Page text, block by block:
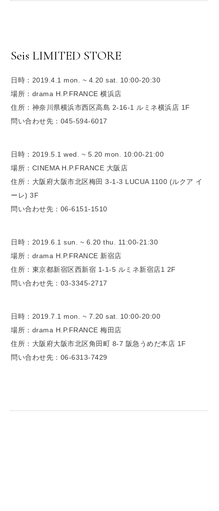
Seis LIMITED STORE
日時：2019.4.1 mon. ~ 4.20 sat. 10:00-20:30
場所：drama H.P.FRANCE 横浜店
住所：神奈川県横浜市西区高島 2-16-1 ルミネ横浜店 1F
問い合わせ先：045-594-6017
日時：2019.5.1 wed. ~ 5.20 mon. 10:00-21:00
場所：CINEMA H.P.FRANCE 大阪店
住所：大阪府大阪市北区梅田 3-1-3 LUCUA 1100 (ルクア イ
ーレ) 3F
問い合わせ先：06-6151-1510
日時：2019.6.1 sun. ~ 6.20 thu. 11:00-21:30
場所：drama H.P.FRANCE 新宿店
住所：東京都新宿区西新宿 1-1-5 ルミネ新宿店1 2F
問い合わせ先：03-3345-2717
日時：2019.7.1 mon. ~ 7.20 sat. 10:00-20:00
場所：drama H.P.FRANCE 梅田店
住所：大阪府大阪市北区角田町 8-7 阪急うめだ本店 1F
問い合わせ先：06-6313-7429